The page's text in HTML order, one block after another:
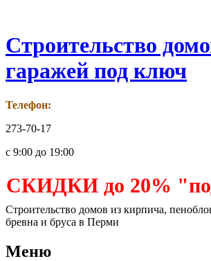
Строительство
гаражей под ключ
Телефон:
273-70-17
с 9:00 до 19:00
СКИДКИ до 20%
Строительство домов из кирпича,
бревна и бруса в Перми
Меню